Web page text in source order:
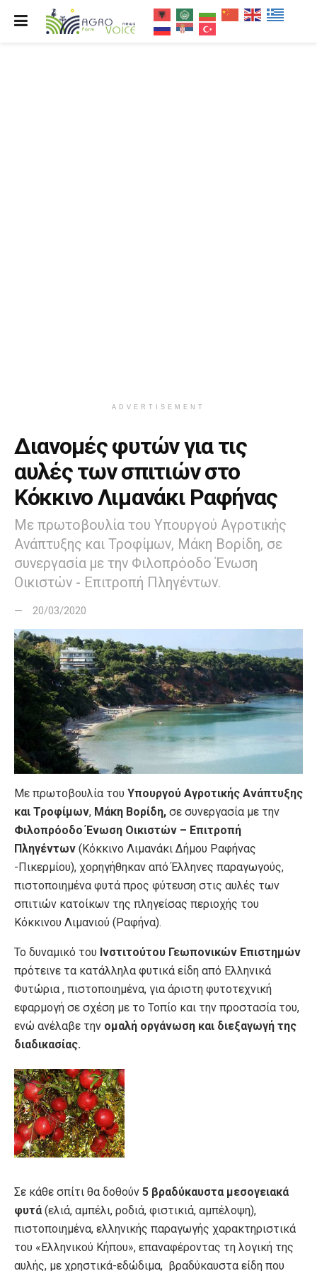
ADVERTISEMENT
Διανομές φυτών για τις
αυλές των σπιτιών στο
Κόκκινο Λιμανάκι Ραφήνας
Με πρωτοβουλία του Υπουργού Αγροτικής
Ανάπτυξης και Τροφίμων, Μάκη Βορίδη, σε
συνεργασία με την Φιλοπρόοδο Ένωση
Οικιστών - Επιτροπή Πληγέντων.
20/03/2020
Με πρωτοβουλία του Υπουργού Αγροτικής Ανάπτυξης
και Τροφίμων, Μάκη Βορίδη, σε συνεργασία με την
Φιλοπρόοδο Ένωση Οικιστών – Επιτροπή
Πληγέντων (Κόκκινο Λιμανάκι Δήμου Ραφήνας
-Πικερμίου), χορηγήθηκαν από Έλληνες παραγωγούς,
πιστοποιημένα φυτά προς φύτευση στις αυλές των
σπιτιών κατοίκων της πληγείσας περιοχής του
Κόκκινου Λιμανιού (Ραφήνα).
Το δυναμικό του Ινστιτούτου Γεωπονικών Επιστημών
πρότεινε τα κατάλληλα φυτικά είδη από Ελληνικά
Φυτώρια , πιστοποιημένα, για άριστη φυτοτεχνική
εφαρμογή σε σχέση με το Τοπίο και την προστασία του,
ενώ ανέλαβε την ομαλή οργάνωση και διεξαγωγή της
διαδικασίας.
Σε κάθε σπίτι θα δοθούν 5 βραδύκαυστα μεσογειακά
φυτά(ελιά, αμπέλι, ροδιά, φιστικιά, αμπέλοψη),
πιστοποιημένα, ελληνικής παραγωγής χαρακτηριστικά
του «Ελληνικού Κήπου», επαναφέροντας τη λογική της
αυλής, με χρηστικά-εδώδιμα, βραδύκαυστα είδη που